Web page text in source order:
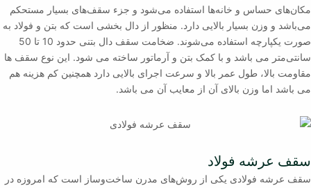
مکان‌های حساس و خانه‌ها استفاده می‌شود و جزء سقف‌های بسیار مستحکم
می‌باشد و وزن بسیار بالایی دارد. منظور از دال بخشی است که بتن و فولاد به
صورت یکپارچه استفاده می‌شوند. ضخامت سقف دال بتنی حدود 10 تا 50
سانتی‌متر می باشد و با کمک بتن و آرماتور ساخته می شود. این نوع سقف ها
مقاومت بالا، طول عمر بالا و سرعت اجرای بالایی دارد همچنین کم هزینه هم
می باشد اما وزن بالای آن از معایب آن می باشد.
سقف عرشه فولاد
سقف عرشه فولادی یکی از روش‌های مدرن ساخت‌و‌ساز است که امروزه در